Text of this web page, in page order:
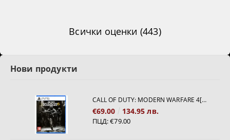
Всички оценки (443)
Нови продукти
CALL OF DUTY: MODERN WARFARE 4[PS5]
€69.00 134.95 лв.
ПЦД:€79.00